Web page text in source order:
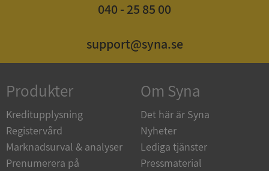
040 - 25 85 00
support@syna.se
Produkter
Kreditupplysning
Registervård
Marknadsurval & analyser
Prenumerera på
Om Syna
Det här är Syna
Nyheter
Lediga tjänster
Pressmaterial
CookieScriptConsent
CookieScript
1 år 1
_GRECAPTCHA
Google LLC
www.google.com